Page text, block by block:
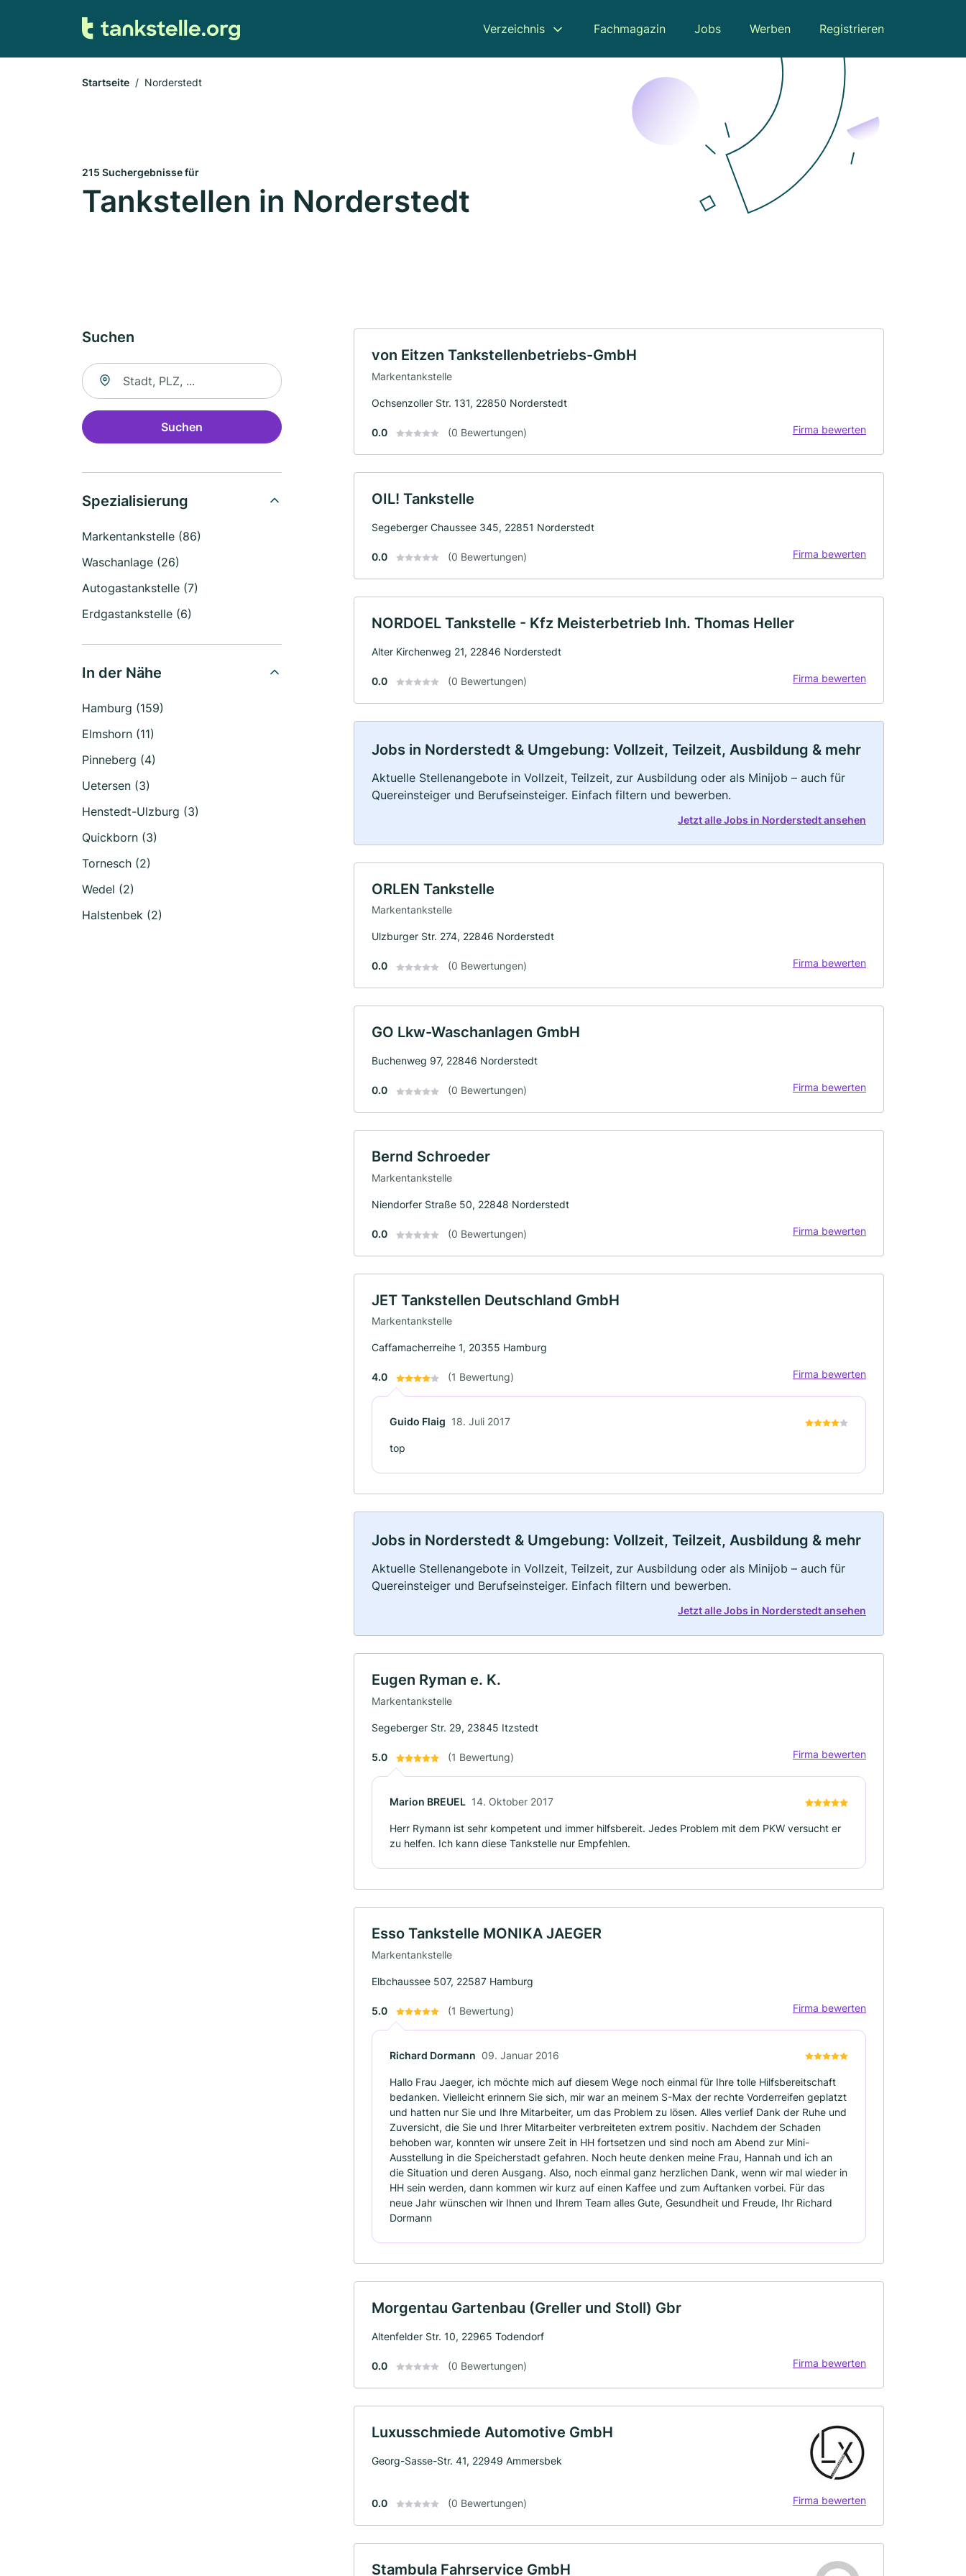
Verzeichnis Fachmagazin Jobs Werben Registrieren
Startseite Norderstedt
215 Suchergebnisse für
Tankstellen in Norderstedt
Suchen
Suche nach Ort
Suchen
Spezialisierung
Markentankstelle (86)
Waschanlage (26)
Autogastankstelle (7)
Erdgastankstelle (6)
In der Nähe
Hamburg (159)
Elmshorn (11)
Pinneberg (4)
Uetersen (3)
Henstedt-Ulzburg (3)
Quickborn (3)
Tornesch (2)
Wedel (2)
Halstenbek (2)
von Eitzen Tankstellenbetriebs-GmbH
Markentankstelle
Ochsenzoller Str. 131, 22850 Norderstedt
0.0 (0 Bewertungen) Firma bewerten
OIL! Tankstelle
Segeberger Chaussee 345, 22851 Norderstedt
0.0 (0 Bewertungen) Firma bewerten
NORDOEL Tankstelle - Kfz Meisterbetrieb Inh. Thomas Heller
Alter Kirchenweg 21, 22846 Norderstedt
0.0 (0 Bewertungen) Firma bewerten
Jobs in Norderstedt & Umgebung: Vollzeit, Teilzeit, Ausbildung & mehr
Aktuelle Stellenangebote in Vollzeit, Teilzeit, zur Ausbildung oder als Minijob – auch für
Quereinsteiger und Berufseinsteiger. Einfach filtern und bewerben.
Jetzt alle Jobs in Norderstedt ansehen
ORLEN Tankstelle
Markentankstelle
Ulzburger Str. 274, 22846 Norderstedt
0.0 (0 Bewertungen) Firma bewerten
GO Lkw-Waschanlagen GmbH
Buchenweg 97, 22846 Norderstedt
0.0 (0 Bewertungen) Firma bewerten
Bernd Schroeder
Markentankstelle
Niendorfer Straße 50, 22848 Norderstedt
0.0 (0 Bewertungen) Firma bewerten
JET Tankstellen Deutschland GmbH
Markentankstelle
Caffamacherreihe 1, 20355 Hamburg
4.0 (1 Bewertung) Firma bewerten
Guido Flaig 18. Juli 2017
top
Jobs in Norderstedt & Umgebung: Vollzeit, Teilzeit, Ausbildung & mehr
Aktuelle Stellenangebote in Vollzeit, Teilzeit, zur Ausbildung oder als Minijob – auch für
Quereinsteiger und Berufseinsteiger. Einfach filtern und bewerben.
Jetzt alle Jobs in Norderstedt ansehen
Eugen Ryman e. K.
Markentankstelle
Segeberger Str. 29, 23845 Itzstedt
5.0 (1 Bewertung) Firma bewerten
Marion BREUEL 14. Oktober 2017
Herr Rymann ist sehr kompetent und immer hilfsbereit. Jedes Problem mit dem PKW versucht er
zu helfen. Ich kann diese Tankstelle nur Empfehlen.
Esso Tankstelle MONIKA JAEGER
Markentankstelle
Elbchaussee 507, 22587 Hamburg
5.0 (1 Bewertung) Firma bewerten
Richard Dormann 09. Januar 2016
Hallo Frau Jaeger, ich möchte mich auf diesem Wege noch einmal für Ihre tolle Hilfsbereitschaft
bedanken. Vielleicht erinnern Sie sich, mir war an meinem S-Max der rechte Vorderreifen geplatzt
und hatten nur Sie und Ihre Mitarbeiter, um das Problem zu lösen. Alles verlief Dank der Ruhe und
Zuversicht, die Sie und Ihrer Mitarbeiter verbreiteten extrem positiv. Nachdem der Schaden
behoben war, konnten wir unsere Zeit in HH fortsetzen und sind noch am Abend zur Mini-
Ausstellung in die Speicherstadt gefahren. Noch heute denken meine Frau, Hannah und ich an
die Situation und deren Ausgang. Also, noch einmal ganz herzlichen Dank, wenn wir mal wieder in
HH sein werden, dann kommen wir kurz auf einen Kaffee und zum Auftanken vorbei. Für das
neue Jahr wünschen wir Ihnen und Ihrem Team alles Gute, Gesundheit und Freude, Ihr Richard
Dormann
Morgentau Gartenbau (Greller und Stoll) Gbr
Altenfelder Str. 10, 22965 Todendorf
0.0 (0 Bewertungen) Firma bewerten
Luxusschmiede Automotive GmbH
Georg-Sasse-Str. 41, 22949 Ammersbek
0.0 (0 Bewertungen) Firma bewerten
Stambula Fahrservice GmbH